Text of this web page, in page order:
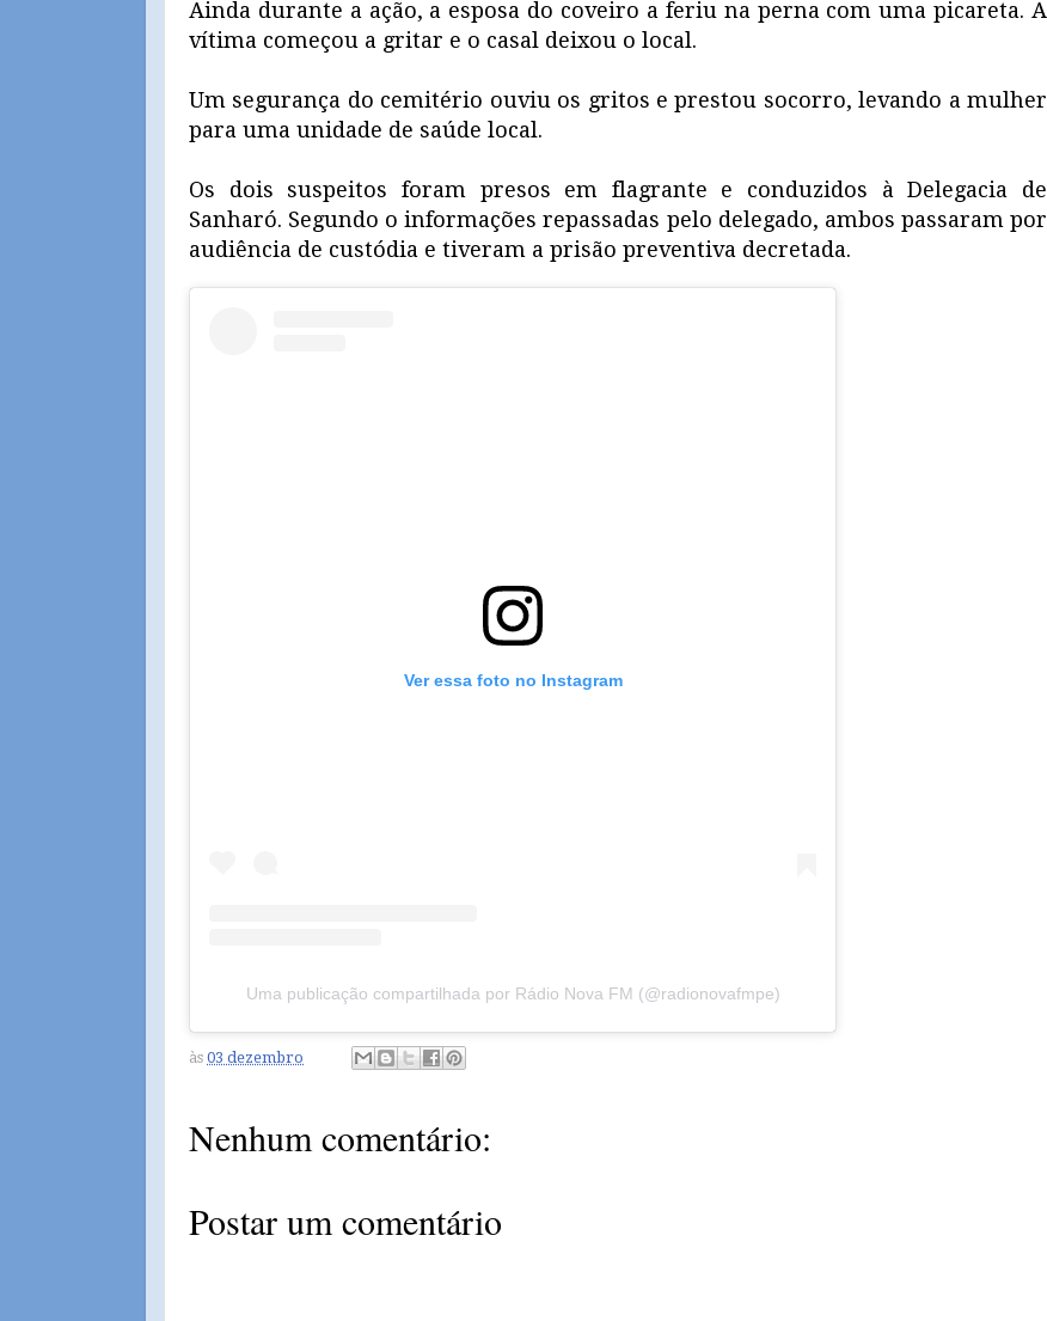
Ainda durante a ação, a esposa do coveiro a feriu na perna com uma picareta. A
vítima começou a gritar e o casal deixou o local.
Um segurança do cemitério ouviu os gritos e prestou socorro, levando a mulher
para uma unidade de saúde local.
Os dois suspeitos foram presos em flagrante e conduzidos à Delegacia de
Sanharó. Segundo o informações repassadas pelo delegado, ambos passaram por
audiência de custódia e tiveram a prisão preventiva decretada.
Ver essa foto no Instagram
Uma publicação compartilhada por Rádio Nova FM (@radionovafmpe)
às 03 dezembro
Nenhum comentário:
Postar um comentário